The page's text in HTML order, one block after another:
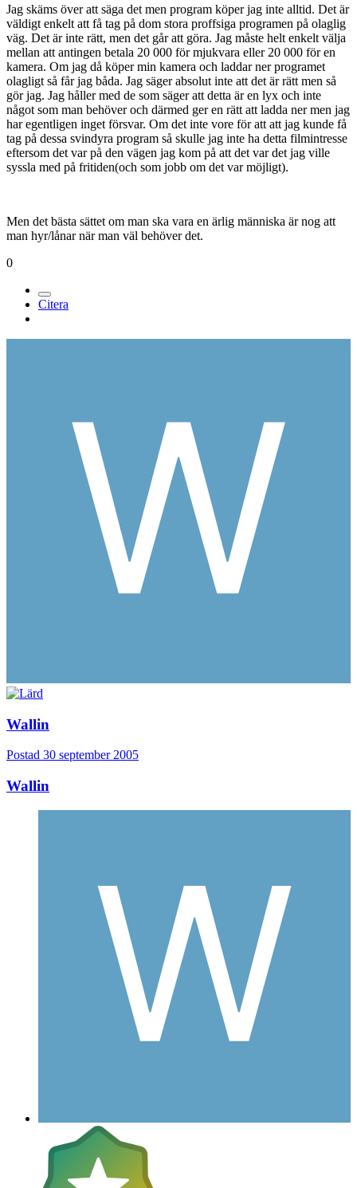
Jag skäms över att säga det men program köper jag inte alltid. Det är
väldigt enkelt att få tag på dom stora proffsiga programen på olaglig
väg. Det är inte rätt, men det går att göra. Jag måste helt enkelt välja
mellan att antingen betala 20 000 för mjukvara eller 20 000 för en
kamera. Om jag då köper min kamera och laddar ner programet
olagligt så får jag båda. Jag säger absolut inte att det är rätt men så
gör jag. Jag håller med de som säger att detta är en lyx och inte
något som man behöver och därmed ger en rätt att ladda ner men jag
har egentligen inget försvar. Om det inte vore för att att jag kunde få
tag på dessa svindyra program så skulle jag inte ha detta filmintresse
eftersom det var på den vägen jag kom på att det var det jag ville
syssla med på fritiden(och som jobb om det var möjligt).
Men det bästa sättet om man ska vara en ärlig människa är nog att
man hyr/lånar när man väl behöver det.
0
Citera
Wallin
Postad 30 september 2005
Wallin